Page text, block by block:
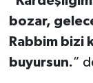
bozar,
Rabbim bizi
buyursun.”